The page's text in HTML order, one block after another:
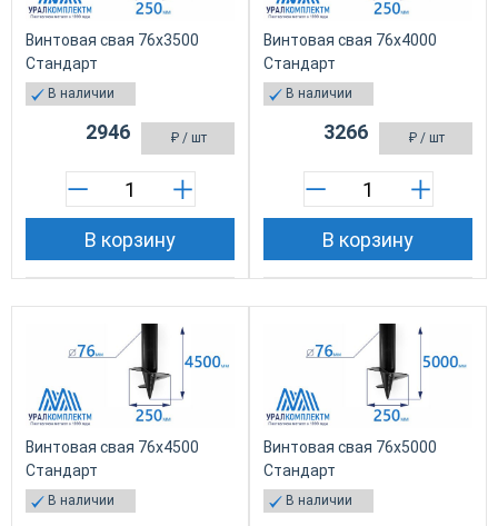
Винтовая свая 76х3500
Стандарт
В наличии
₽/ шт
2946
В корзину
Винтовая свая 76х4000
Стандарт
В наличии
₽/ шт
3266
В корзину
Винтовая свая 76х4500
Стандарт
В наличии
Винтовая свая 76х5000
Стандарт
В наличии